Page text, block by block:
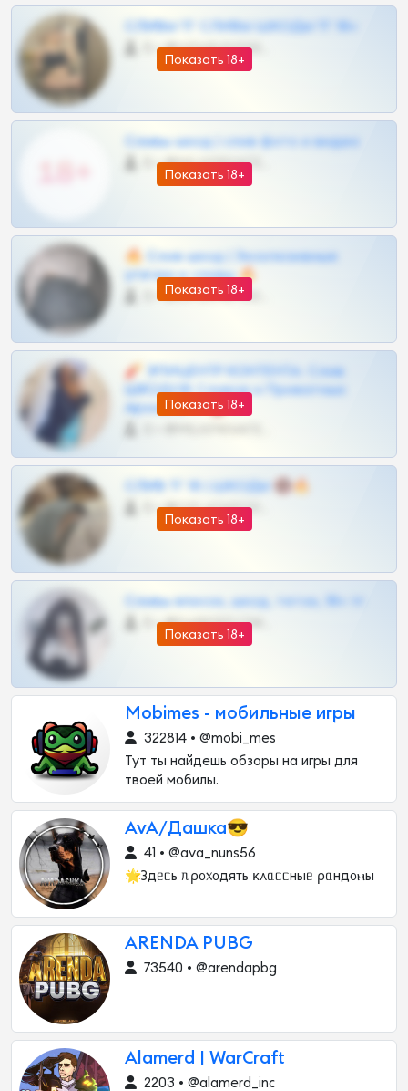
Показать 18+
СЛИВЫ ТГ СЛИВЫ ШКОДЫ ТГ 18+
0 •
Показать 18+
Сливы шкод | слив фото и видео
0 •
Показать 18+
🔥 Слив шкод | Эксклюзивные
утечки и сливы 🔥
0 •
Показать 18+
🧨 ЭПИЦЕНТР КОНТЕНТА: Слив
ШКОДОВ Сливов и Приватных
Архивов ТГ 🔞💎
Показать 18+
СЛИВ ТГ 18 | ШКОДЫ 🔞🔥
0 •
Показать 18+
Сливы вписок, шкод, теток, 18+ тг
0 •
Mobimes - мобильные игры
322814 • @mobi_mes
Тут ты найдешь обзоры на игры для
твоей мобилы.
AvA/Дашка😎
41 • @ava_nuns56
🌟Здᥱᥴь ᥰρ᧐᥊᧐дяᴛь κ᧘ᥲᥴᥴныᥱ ρᥲнд᧐ⲙы
ARENDA PUBG
73540 • @arendapbg
Alamerd | WarCraft
2203 • @alamerd_inc